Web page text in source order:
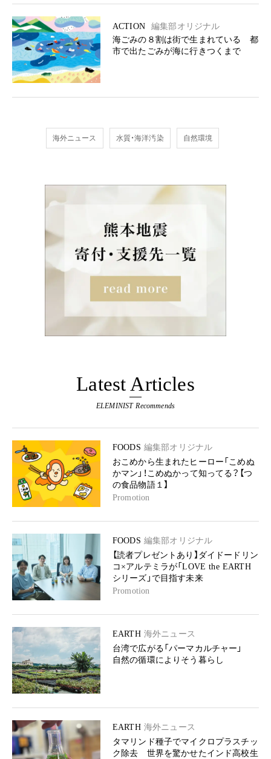
ACTION
編集部オリジナル
海ごみの８割は街で生まれている 都
市で出たごみが海に行きつくまで
海外ニュース 水質・海洋汚染 自然環境
Latest Articles
ELEMINIST Recommends
FOODS 編集部オリジナル
おこめから生まれたヒーロー「こめぬ
かマン」！こめぬかって知ってる？【つ
の食品物語１】
Promotion
FOODS 編集部オリジナル
【読者プレゼントあり】ダイドードリン
コ×アルテミラが「LOVE the EARTH
シリーズ」で目指す未来
Promotion
EARTH 海外ニュース
台湾で広がる「パーマカルチャー」
自然の循環によりそう暮らし
EARTH 海外ニュース
タマリンド種子でマイクロプラスチッ
ク除去 世界を驚かせたインド高校生